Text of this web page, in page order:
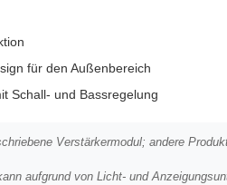
für den Außenbereich
Schall- und Bassregelung
Verstärkermodul; andere
aufgrund von Licht- und